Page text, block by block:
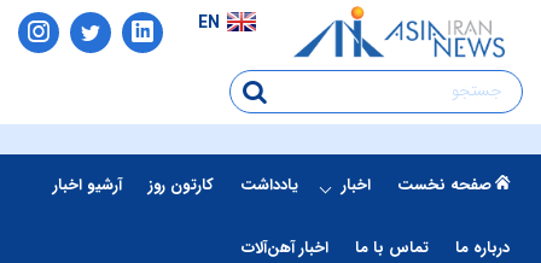
EN
صفحه نخست اخبار یادداشت کارتون روز آرشیو اخبار
درباره ما تماس با ما اخبار آهن‌آلات